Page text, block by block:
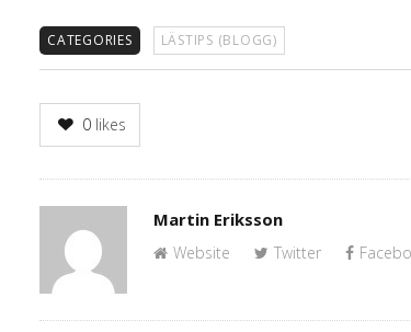
CATEGORIES LÄSTIPS (BLOGG)
0 likes
Author
Martin Eriksson
Website Twitter